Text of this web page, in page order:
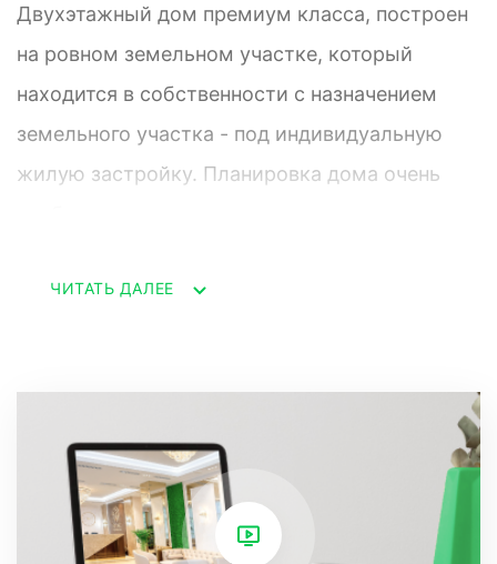
Двухэтажный дом премиум класса, построен
на ровном земельном участке, который
находится в собственности с назначением
земельного участка - под индивидуальную
жилую застройку. Планировка дома очень
имеющейся бытовой техникой и мебелью,
открытый бассейн, на нулевом этаже имеется
сауна с баней. Территория дома
облагорожена, изолированна, имеется место
для паковки автомобиля и гараж.
ЧИТАТЬ ДАЛЕЕ